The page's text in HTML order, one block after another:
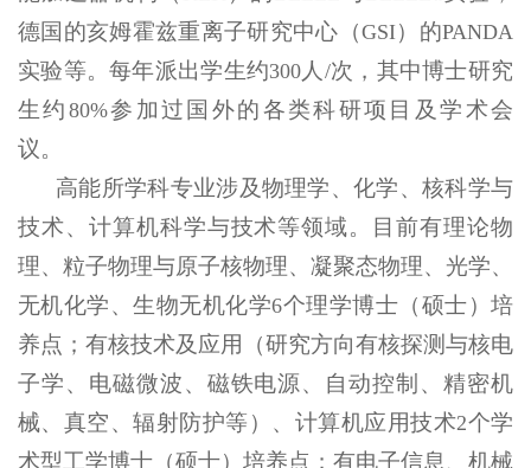
德国的亥姆霍兹重离子研究中心（GSI）的PANDA
实验等。每年派出学生约300 人 /次，其中博士研究
生约 80%参加过国外的各类科研项目及学术会
议。
高能所学科专业涉及物理学、化学、核科学与
技术、计算机科学与技术等领域。目前有理论物
理、粒子物理与原子核物理、凝聚态物理、光学、
无机化学、生物无机化学6个理学博士（硕士）培
养点；有核技术及应用（研究方向有核探测与核电
子学、电磁微波、磁铁电源、自动控制、精密机
械、真空、辐射防护等）、计算机应用技术2个学
术型工学博士（硕士）培养点；有电子信息、机械